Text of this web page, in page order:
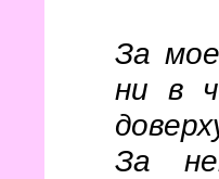
За
ни в
За